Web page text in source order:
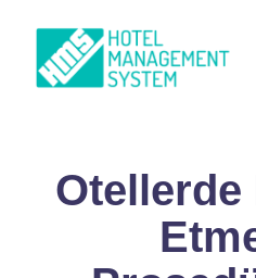
Otellerde